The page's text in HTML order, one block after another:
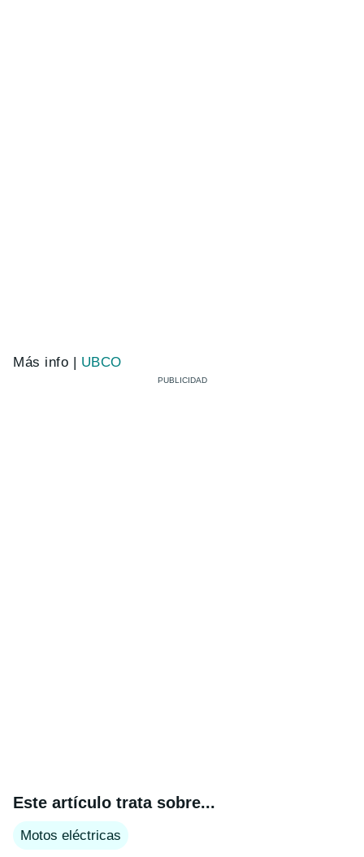
Más info | UBCO
Este artículo trata sobre...
Motos eléctricas